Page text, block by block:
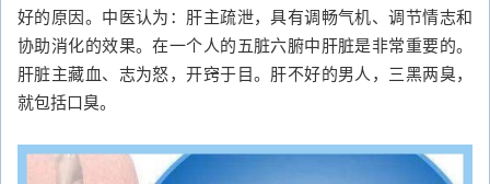
好的原因。中医认为：肝主疏泄，具有调畅气机、调节情志和
协助消化的效果。在一个人的五脏六腑中肝脏是非常重要的。
肝脏主藏血、志为怒，开窍于目。肝不好的男人，三黑两臭，
就包括口臭。